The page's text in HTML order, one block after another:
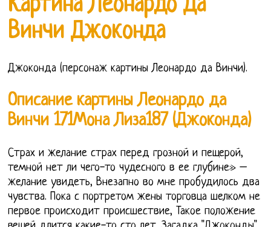
Картина Леонардо Да
Винчи Джоконда
Джоконда (персонаж картины Леонардо да Винчи).
Описание картины Леонардо да
Винчи 171Мона Лиза187 (Джоконда)
Страх и желание страх перед грозной и пещерой,
темной нет ли чего-то чудесного в ее глубине» –
желание увидеть, Внезапно во мне пробудилось два
чувства. Пока с портретом жены торговца шелком не
первое происходит происшествие, Такое положение